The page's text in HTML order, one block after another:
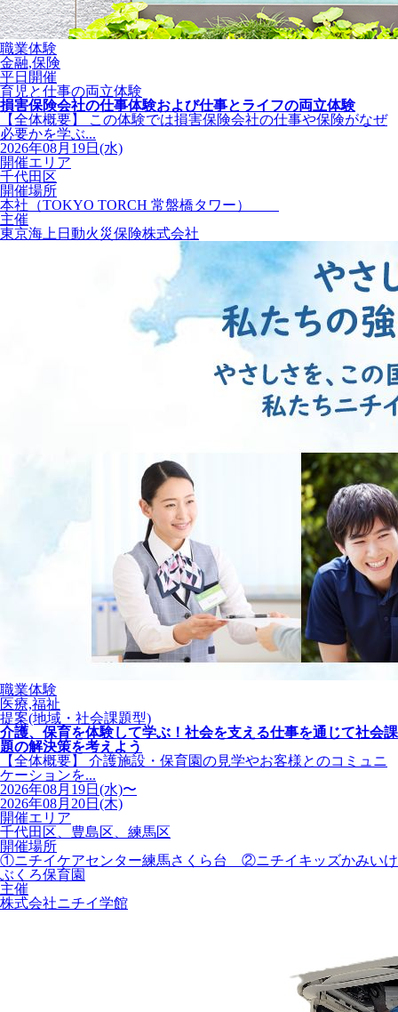
職業体験
金融,保険
平日開催
育児と仕事の両立体験
損害保険会社の仕事体験および仕事とライフの両立体験
【全体概要】 この体験では損害保険会社の仕事や保険がなぜ
必要かを学ぶ...
2026年08月19日(水)
開催エリア
千代田区
開催場所
本社（TOKYO TORCH 常盤橋タワー）
主催
東京海上日動火災保険株式会社
職業体験
医療,福祉
提案(地域・社会課題型)
介護、保育を体験して学ぶ！社会を支える仕事を通じて社会課
題の解決策を考えよう
【全体概要】 介護施設・保育園の見学やお客様とのコミュニ
ケーションを...
2026年08月19日(水)〜
2026年08月20日(木)
開催エリア
千代田区、豊島区、練馬区
開催場所
①ニチイケアセンター練馬さくら台 ②ニチイキッズかみいけ
ぶくろ保育園
主催
株式会社ニチイ学館